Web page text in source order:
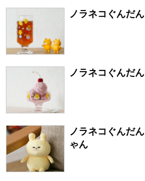
ノラネコぐんだ
ゃん